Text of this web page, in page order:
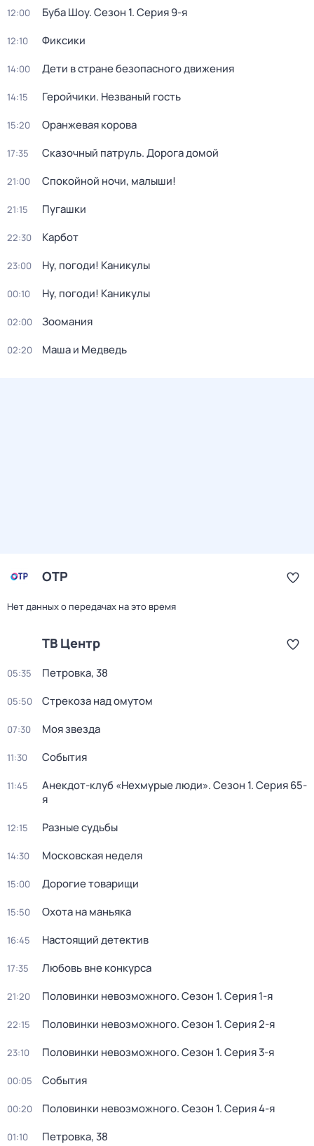
12:00 Буба Шоу. Сезон 1. Серия 9-я
12:10 Фиксики
14:00 Дети в стране безопасного движения
14:15 Геройчики. Незваный гость
15:20 Оранжевая корова
17:35 Сказочный патруль. Дорога домой
21:00 Спокойной ночи, малыши!
21:15 Пугашки
22:30 Карбот
23:00 Ну, погоди! Каникулы
00:10 Ну, погоди! Каникулы
02:00 Зоомания
02:20 Маша и Медведь
ОТР
Нет данных о передачах на это время
ТВ Центр
05:35 Петровка, 38
05:50 Стрекоза над омутом
07:30 Моя звезда
11:30 События
11:45 Анекдот-клуб «Нехмурые люди». Сезон 1. Серия 65-
я
12:15 Разные судьбы
14:30 Московская неделя
15:00 Дорогие товарищи
15:50 Охота на маньяка
16:45 Настоящий детектив
17:35 Любовь вне конкурса
21:20 Половинки невозможного. Сезон 1. Серия 1-я
22:15 Половинки невозможного. Сезон 1. Серия 2-я
23:10 Половинки невозможного. Сезон 1. Серия 3-я
00:05 События
00:20 Половинки невозможного. Сезон 1. Серия 4-я
01:10 Петровка, 38